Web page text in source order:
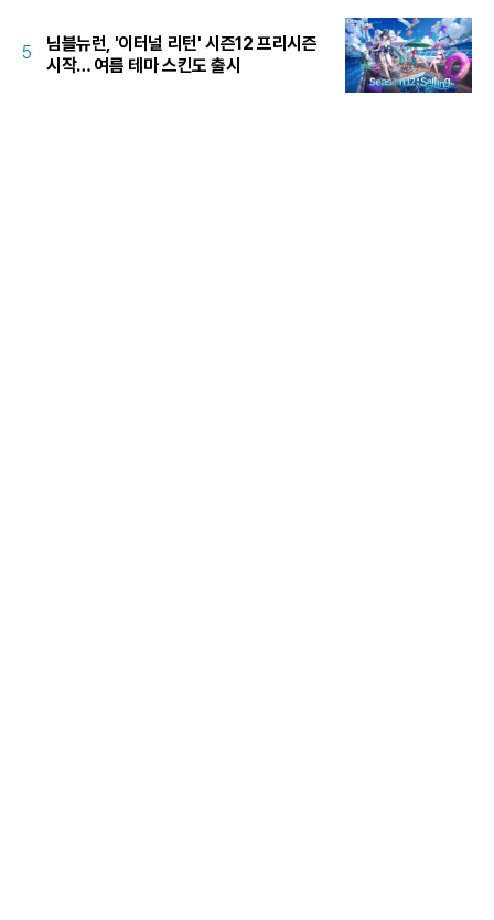
5
님블뉴런, '이터널 리턴' 시즌12 프리시즌
시작… 여름 테마 스킨도 출시